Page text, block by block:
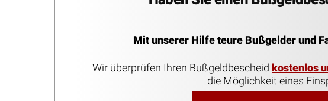
Mit unserer Hilfe teure Bußgelder und
Wir überprüfen Ihren Bußgeldbescheid kostenlos
die Möglichkeit eines